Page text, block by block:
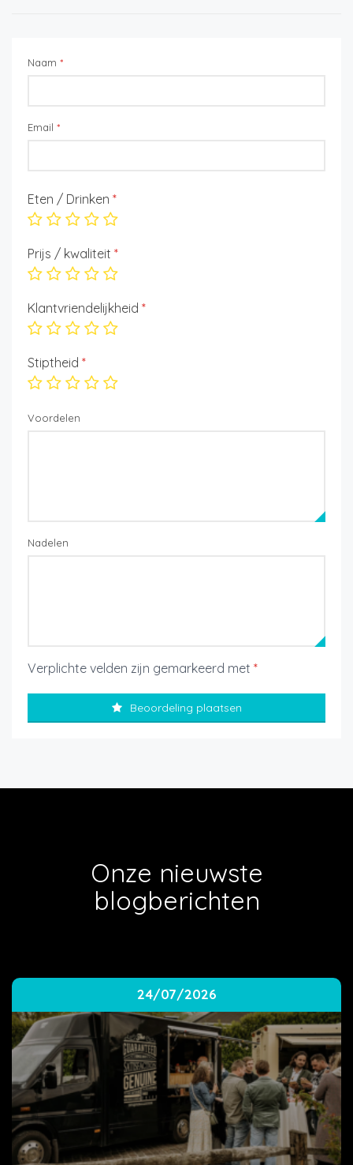
Naam *
Email *
Eten / Drinken *
Prijs / kwaliteit *
Klantvriendelijkheid *
Stiptheid *
Voordelen
Nadelen
Verplichte velden zijn gemarkeerd met *
Beoordeling plaatsen
Onze nieuwste
blogberichten
24/07/2026